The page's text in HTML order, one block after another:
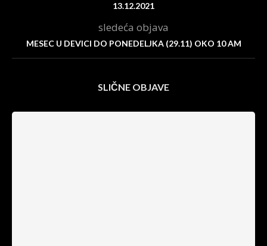
13.12.2021
sledeća objava
MESEC U DEVICI DO PONEDELJKA (29.11) OKO 10 AM
SLIČNE OBJAVE